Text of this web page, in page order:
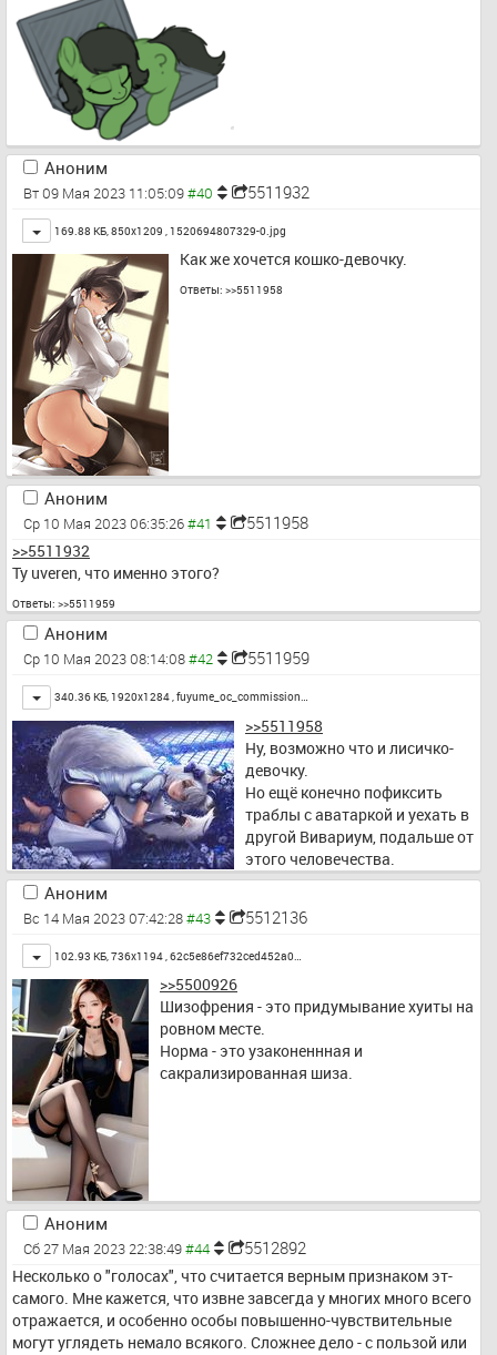
Аноним
Вт 09 Мая 2023 11:05:09 5511932
Toggle
169.88 КБ, 850x1209 , 1520694807329-0.jpg
Как же хочется кошко-девочку.
Ответы: >>5511958
Аноним
Ср 10 Мая 2023 06:35:26 5511958
>>5511932
Ty uveren, что именно этого?
Ответы: >>5511959
Аноним
Ср 10 Мая 2023 08:14:08 5511959
Toggle
340.36 КБ, 1920x1284 ,fuyume_oc_commission…
>>5511958
Ну, возможно что и лисичко-
девочку.
Но ещё конечно пофиксить
траблы с аватаркой и уехать в
другой Вивариум, подальше от
этого человечества.
Аноним
Вс 14 Мая 2023 07:42:28 5512136
Toggle
102.93 КБ, 736x1194 , 62c5e86ef732ced452a0…
>>5500926
Шизофрения - это придумывание хуиты на
ровном месте.
Норма - это узаконеннная и
сакрализированная шиза.
Аноним
Сб 27 Мая 2023 22:38:49 5512892
Несколько о "голосах", что считается верным признаком эт-
самого. Мне кажется, что извне завсегда у многих много всего
отражается, и особенно особы повышенно-чувствительные
могут углядеть немало всякого. Сложнее дело - с пользой или